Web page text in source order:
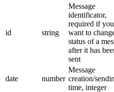
id string
Message
identificator,
required if you
want to
status of a
after it has
sent
date number
Message
creation/
time, integer